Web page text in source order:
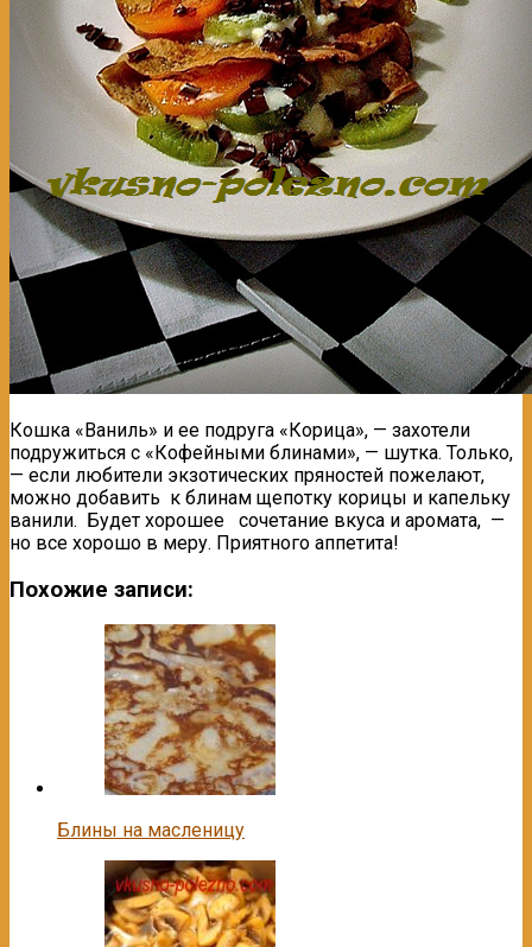
Кошка «Ваниль» и ее подруга «Корица», — захотели
подружиться с «Кофейными блинами», — шутка. Только,
— если любители экзотических пряностей пожелают,
можно добавить к блинам щепотку корицы и капельку
ванили. Будет хорошее сочетание вкуса и аромата, —
но все хорошо в меру. Приятного аппетита!
Похожие записи:
Блины на масленицу